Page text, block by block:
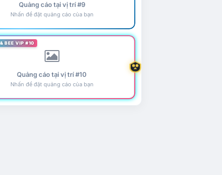
Quảng cáo tại vị trí #9
Nhấn để đặt quảng cáo của bạn
BEE VIP #10
Quảng cáo tại vị trí #10
Nhấn để đặt quảng cáo của bạn